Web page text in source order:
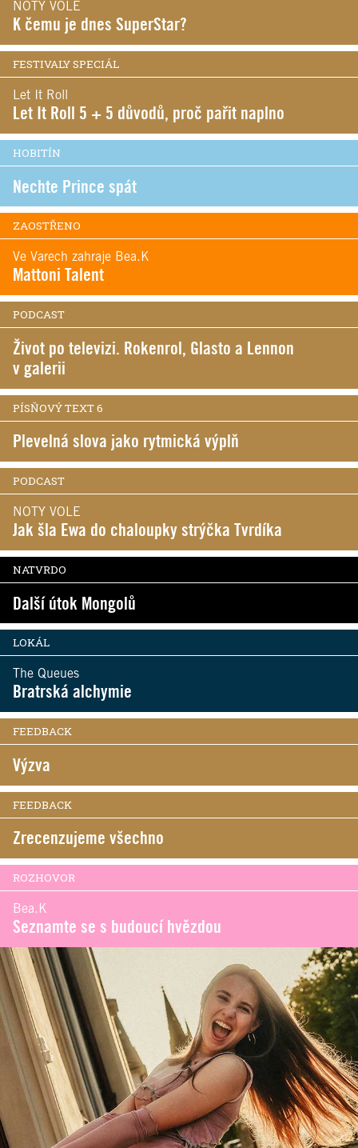
NOTY VOLE
K čemu je dnes SuperStar?
FESTIVALY SPECIÁL
Let It Roll
Let It Roll 5 + 5 důvodů, proč pařit naplno
HOBITÍN
Nechte Prince spát
ZAOSTŘENO
Ve Varech zahraje Bea.K
Mattoni Talent
PODCAST
Život po televizi. Rokenrol, Glasto a Lennon
v galerii
PÍSŇOVÝ TEXT 6
Plevelná slova jako rytmická výplň
PODCAST
NOTY VOLE
Jak šla Ewa do chaloupky strýčka Tvrdíka
NATVRDO
Další útok Mongolů
LOKÁL
The Queues
Bratrská alchymie
FEEDBACK
Výzva
FEEDBACK
Zrecenzujeme všechno
ROZHOVOR
Bea.K
Seznamte se s budoucí hvězdou